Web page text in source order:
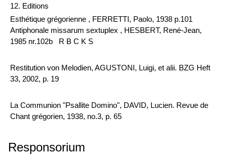
12. Editions
Esthétique grégorienne , FERRETTI, Paolo, 1938 p.101
Antiphonale missarum sextuplex , HESBERT, René-Jean,
1985 nr.102b R B C K S
Restitution von Melodien, AGUSTONI, Luigi, et alii. BZG Heft
33, 2002, p. 19
La Communion "Psallite Domino", DAVID, Lucien. Revue de
Chant grégorien, 1938, no.3, p. 65
Responsorium